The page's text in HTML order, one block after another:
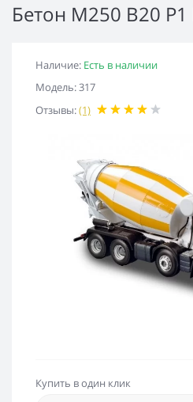
Бетон М250 В20 Р1
Наличие: Есть в наличии
Модель: 317
Отзывы:(1)
Купить в один клик